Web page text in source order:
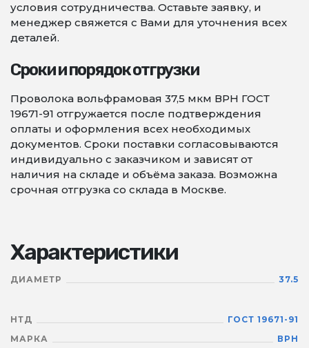
условия сотрудничества. Оставьте заявку, и
менеджер свяжется с Вами для уточнения всех
деталей.
Сроки и порядок отгрузки
Проволока вольфрамовая 37,5 мкм ВРН ГОСТ
19671-91 отгружается после подтверждения
оплаты и оформления всех необходимых
документов. Сроки поставки согласовываются
индивидуально с заказчиком и зависят от
наличия на складе и объёма заказа. Возможна
срочная отгрузка со склада в Москве.
Характеристики
ДИАМЕТР 37.5
НТД
ГОСТ 19671-91
МАРКА
ВРН